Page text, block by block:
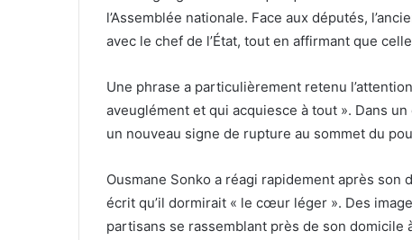
l’Assemblée nationale. Face aux députés,
avec le chef de l’État, tout en affirmant que
Une phrase a particulièrement retenu
aveuglément et qui acquiesce à tout ». Dans
un nouveau signe de rupture au sommet du
Ousmane Sonko a réagi rapidement après
écrit qu’il dormirait « le cœur léger ». Des
partisans se rassemblant près de son